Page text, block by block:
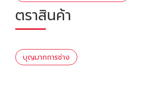
ตราสินค้า
บุญมากการช่าง